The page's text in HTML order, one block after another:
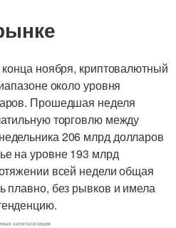
ноября, криптовалютный
около уровня
Прошедшая неделя
торговлю между
206 млрд долларов
на уровне 193 млрд
всей недели общая
плавно, без рывков и имела